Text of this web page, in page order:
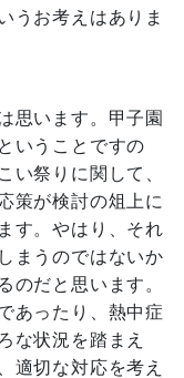
うお考えはありま
思います。甲子園
いうことですの
い祭りに関して、
策が検討の俎上に
す。やはり、それ
まうのではないか
のだと思います。
あったり、熱中症
な状況を踏まえ
適切な対応を考え